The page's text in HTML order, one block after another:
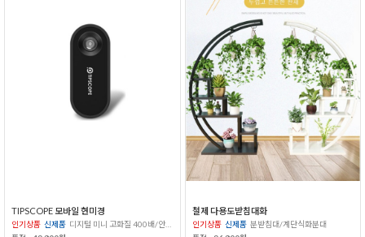
TIPSCOPE 모바일 현미경
인기상품 신제품 디지털 미니 고화질 400배/안드로이드 아이폰 통용
철제 다용도받침대화
인기상품 신제품 분받침대/계단식화분대